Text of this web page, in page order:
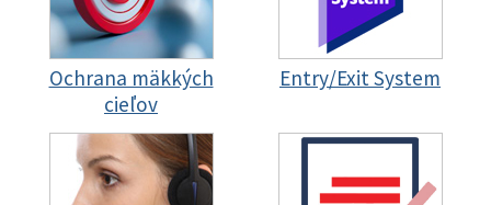
Ochrana mäkkých
cieľov
Entry/Exit System